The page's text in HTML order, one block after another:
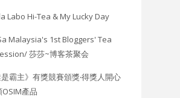
Labo Hi-Tea & My Lucky Day
Malaysia's 1st Bloggers' Tea
莎莎~博客茶聚会
是霸主》有獎競賽頒獎‧得獎人開心
OSIM產品